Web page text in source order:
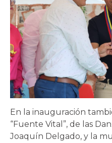
En la inauguración
“Fuente Vital”, de las
Joaquín Delgado, y la